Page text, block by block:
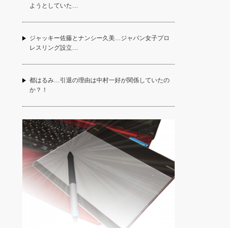
ようとしていた…
ジャッキー佐藤とナンシー久美…ジャパン女子プロ
レスリング設立…
都はるみ…引退の理由は中村一好が関係していたの
か？！